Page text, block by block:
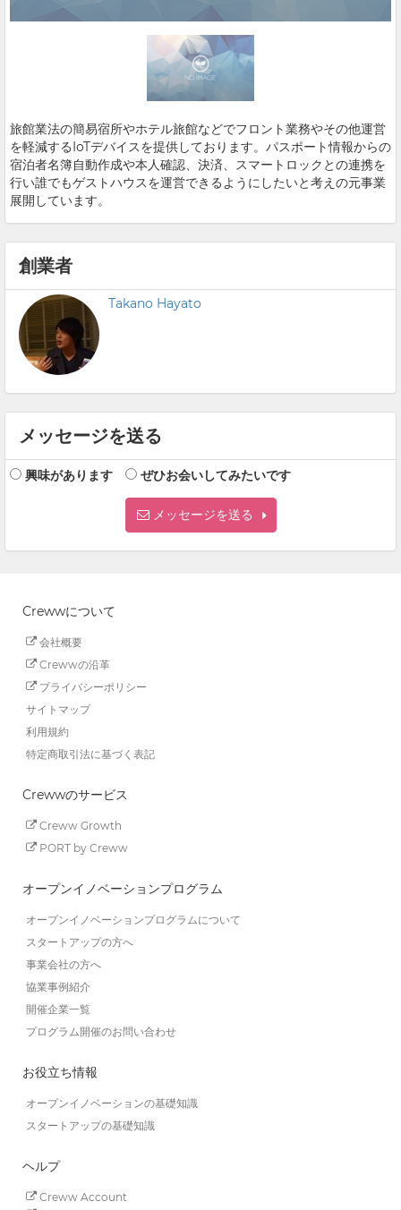
旅館業法の簡易宿所やホテル旅館などでフロント業務やその他運営
を軽減するIoTデバイスを提供しております。パスポート情報からの
宿泊者名簿自動作成や本人確認、決済、スマートロックとの連携を
行い誰でもゲストハウスを運営できるようにしたいと考えの元事業
展開しています。
創業者
Takano Hayato
メッセージを送る
興味があります ぜひお会いしてみたいです
メッセージを送る
Crewwについて
会社概要
Crewwの沿革
プライバシーポリシー
サイトマップ
利用規約
特定商取引法に基づく表記
Crewwのサービス
Creww Growth
PORT by Creww
オープンイノベーションプログラム
オープンイノベーションプログラムについて
スタートアップの方へ
事業会社の方へ
協業事例紹介
開催企業一覧
プログラム開催のお問い合わせ
お役立ち情報
オープンイノベーションの基礎知識
スタートアップの基礎知識
ヘルプ
Creww Account